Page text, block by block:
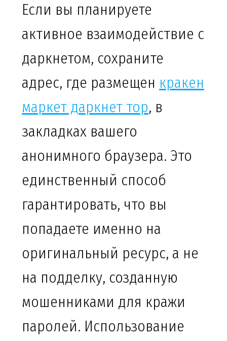
Если вы планируете
активное взаимодействие с
даркнетом, сохраните
адрес, где размещен кракен
маркет даркнет тор, в
закладках вашего
анонимного браузера. Это
единственный способ
гарантировать, что вы
попадаете именно на
оригинальный ресурс, а не
на подделку, созданную
мошенниками для кражи
паролей. Использование